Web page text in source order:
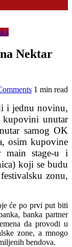
Nektar
1 min read
i jednu novinu,
kupovini unutar
samog OK
osim kupovine
main stage-u i
koji se budu
zonu,
će po prvi put biti
banka partner
da provodi u
zone, a mnogo
bendova.